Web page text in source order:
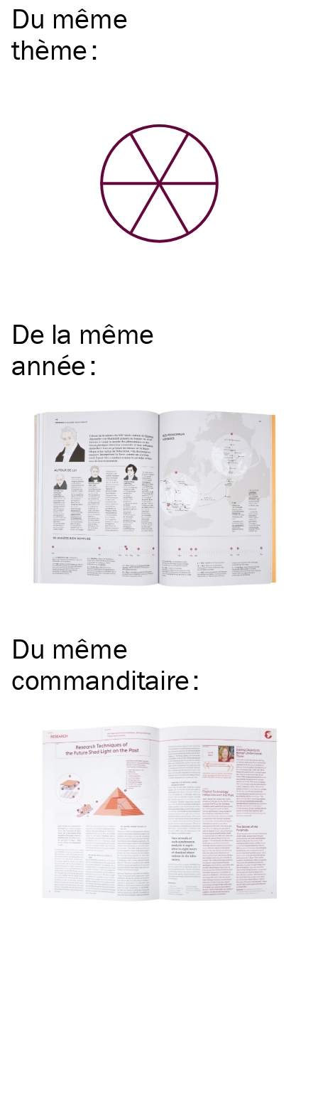
Du même
thème:
De la même
année:
Du même
commanditaire: